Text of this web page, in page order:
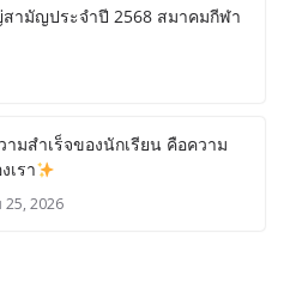
ามัญประจำปี 2568 สมาคมกีฬา
ามสำเร็จของนักเรียน คือความ
เรา
2026